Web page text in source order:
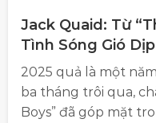
Jack Quaid: Từ
Tình Sóng Gió
2025 quả là một
ba tháng trôi qua,
Boys” đã góp mặt